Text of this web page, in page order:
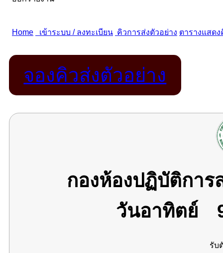
จองคิวส่งตัวอย่าง
กองห้องปฏิบัติกา
วันอาทิตย์
รับ